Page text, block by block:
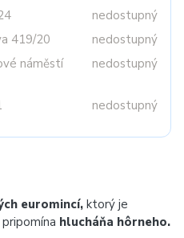
nedostupný
419/20
nedostupný
náměstí
nedostupný
nedostupný
euromincí,ktorý je
pripomína hlucháňa hôrneho.